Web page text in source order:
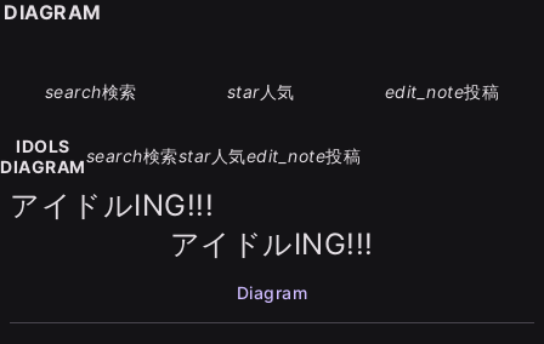
search検索 star人気 edit_note投稿
IDOLS
DIAGRAM
search検索star人気edit_note投稿
アイドルING!!!
アイドルING!!!
Diagram